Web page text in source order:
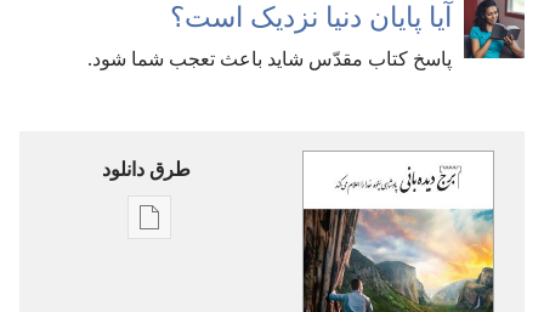
آیا پایان دنیا نزدیک است؟‏
پاسخ کتاب مقدّس شاید باعث تعجب شما شود.‏
طرق دانلود
گزینۀ